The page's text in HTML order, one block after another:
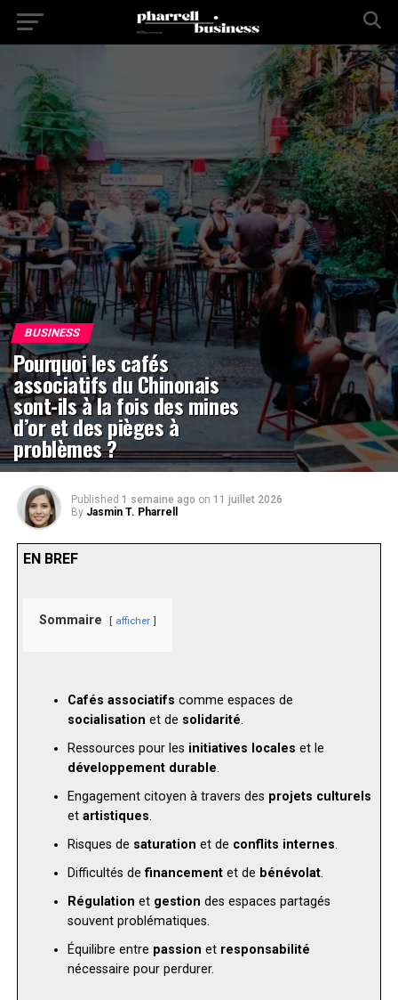
BUSINESS
Pourquoi les cafés
associatifs du Chinonais
sont-ils à la fois des mines
d’or et des pièges à
problèmes ?
Published 1 semaine ago on 11 juillet 2026
By Jasmin T. Pharrell
EN BREF
Sommaire afficher
Cafés associatifs comme espaces de
socialisation et de solidarité.
Ressources pour les initiatives locales et le
développement durable.
Engagement citoyen à travers des projets culturels
et artistiques.
Risques de saturation et de conflits internes.
Difficultés definancementet de bénévolat.
Régulation et gestion des espaces partagés
souvent problématiques.
Équilibre entre passion et responsabilité
nécessaire pour perdurer.